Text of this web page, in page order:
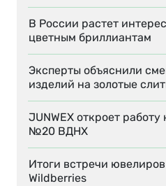
В России растет
цветным бриллиантам
Эксперты объяснили
изделий на золотые
JUNWEX откроет работу
№20 ВДНХ
Итоги встречи
Wildberries